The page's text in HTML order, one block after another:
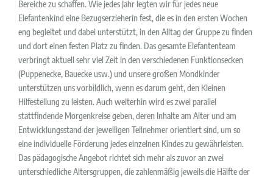
Bereiche zu schaffen. Wie jedes Jahr legten wir für jedes neue
Elefantenkind eine Bezugserzieherin fest, die es in den ersten Wochen
eng begleitet und dabei unterstützt, in den Alltag der Gruppe zu finden
und dort einen festen Platz zu finden. Das gesamte Elefantenteam
verbringt aktuell sehr viel Zeit in den verschiedenen Funktionsecken
(Puppenecke, Bauecke usw.) und unsere großen Mondkinder
unterstützen uns vorbildlich, wenn es darum geht, den Kleinen
Hilfestellung zu leisten. Auch weiterhin wird es zwei parallel
stattfindende Morgenkreise geben, deren Inhalte am Alter und am
Entwicklungsstand der jeweiligen Teilnehmer orientiert sind, um so
eine individuelle Förderung jedes einzelnen Kindes zu gewährleisten.
Das pädagogische Angebot richtet sich mehr als zuvor an zwei
unterschiedliche Altersgruppen, die zahlenmäßig jeweils die Hälfte der